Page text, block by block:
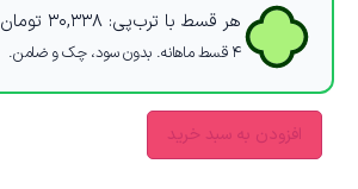
هر قسط با ترب‌پی: ۳۰,۳۳۸ تومان
۴ قسط ماهانه. بدون سود، چک و ضامن.
افزودن به سبد خرید